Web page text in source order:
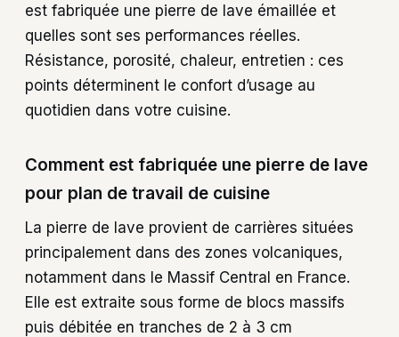
est fabriquée une pierre de lave émaillée et
quelles sont ses performances réelles.
Résistance, porosité, chaleur, entretien : ces
points déterminent le confort d’usage au
quotidien dans votre cuisine.
Comment est fabriquée une pierre de lave
pour plan de travail de cuisine
La pierre de lave provient de carrières situées
principalement dans des zones volcaniques,
notamment dans le Massif Central en France.
Elle est extraite sous forme de blocs massifs
puis débitée en tranches de 2 à 3 cm